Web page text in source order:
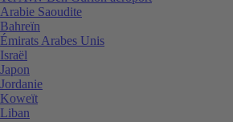
Arabie Saoudite
Bahreïn
Émirats Arabes Unis
Israël
Japon
Jordanie
Koweït
Liban